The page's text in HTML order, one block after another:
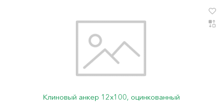
Клиновый анкер 12х100, оцинкованный